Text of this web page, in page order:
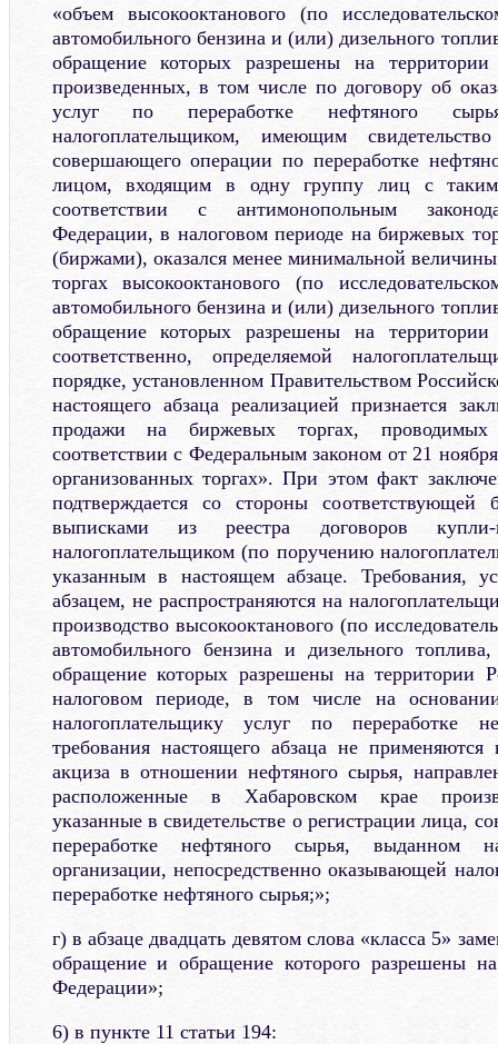
«объем высокооктанового (по
автомобильного бензина и (или) дизельного
обращение которых разрешены на
произведенных, в том числе по договору об
услуг по переработке нефтяного
налогоплательщиком, имеющим
совершающего операции по переработке
лицом, входящим в одну группу лиц с таким
соответствии с антимонопольным
Федерации, в налоговом периоде на биржевых
(биржами), оказался менее минимальной
торгах высокооктанового (по
автомобильного бензина и (или) дизельного
обращение которых разрешены на
соответственно, определяемой
порядке, установленном Правительством
настоящего абзаца реализацией признается
продажи на биржевых торгах,
соответствии с Федеральным законом от 21
организованных торгах». При этом факт
подтверждается со стороны
выписками из реестра договоров купли-
налогоплательщиком (по поручению
указанным в настоящем абзаце. Требования,
абзацем, не распространяются на
производство высокооктанового (по
автомобильного бензина и дизельного
обращение которых разрешены на территории
налоговом периоде, в том числе на
налогоплательщику услуг по переработке
требования настоящего абзаца не
акциза в отношении нефтяного сырья,
расположенные в Хабаровском крае
указанные в свидетельстве о регистрации лица,
переработке нефтяного сырья, выданном
организации, непосредственно оказывающей
переработке нефтяного сырья;»;
г) в абзаце двадцать девятом слова «класса 5»
обращение и обращение которого разрешены
Федерации»;
6) в пункте 11 статьи 194: